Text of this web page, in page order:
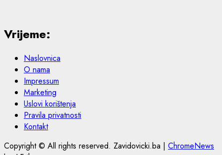
Vrijeme:
Naslovnica
O nama
Impressum
Marketing
Uslovi korištenja
Pravila privatnosti
Kontakt
Copyright © All rights reserved. Zavidovicki.ba | ChromeNews